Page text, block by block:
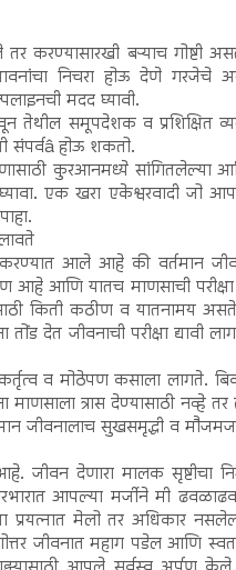
बऱ्याच गोष्टी
निचरा होऊ देणे
मदद घ्यावी.
तेथील समूपदेशक व प्रशिक्षित
संपर्वâ होऊ शकतो.
कुरआनमध्ये सांगितलेल्या
एक खरा एकेश्वरवादी जो
आले आहे की वर्तमान
आणि यातच माणसाची
किती कठीण व यातनामय
देत जीवनाची परीक्षा द्यावी
व मोठेपण कसाला लागते.
माणसाला त्रास देण्यासाठी नव्हे
जीवनालाच सुखसमृद्धी व
जीवन देणारा मालक सृष्टीचा
आपल्या मर्जीने मी
मेलो तर अधिकार
जीवनात महाग पडेल आणि